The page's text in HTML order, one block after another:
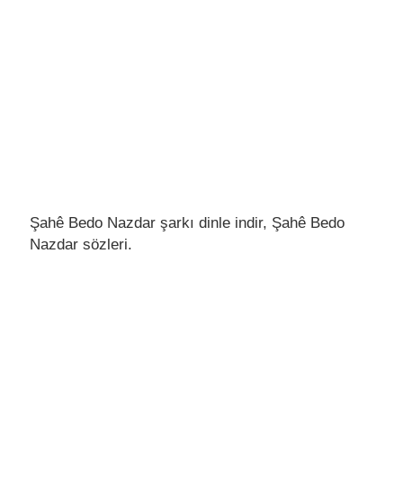
Şahê Bedo Nazdar şarkı dinle indir, Şahê Bedo
Nazdar sözleri.